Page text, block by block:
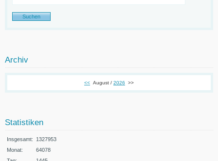
Archiv
<< August / 2026 >>
Statistiken
Insgesamt: 1327953
Monat:
64078